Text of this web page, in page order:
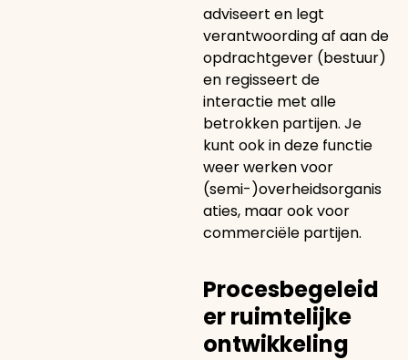
adviseert en legt
verantwoording af aan de
opdrachtgever (bestuur)
en regisseert de
interactie met alle
betrokken partijen. Je
kunt ook in deze functie
weer werken voor
(semi-)overheidsorganis
aties, maar ook voor
commerciële partijen.
Procesbegeleid
er ruimtelijke
ontwikkeling